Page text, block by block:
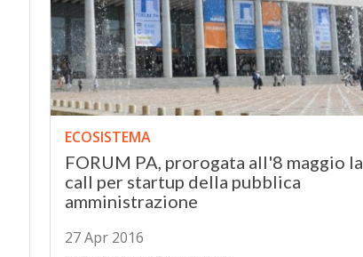
ECOSISTEMA
FORUM PA, prorogata all'8 maggio la
call per startup della pubblica
amministrazione
27 Apr 2016